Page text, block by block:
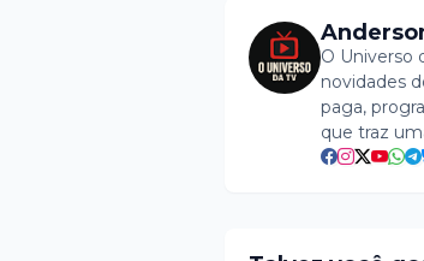
O Universo
novidades
paga,
que traz